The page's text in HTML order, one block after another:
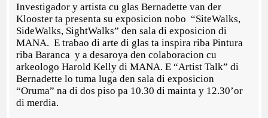
Investigador y artista cu glas Bernadette van der
Klooster ta presenta su exposicion nobo “SiteWalks,
SideWalks, SightWalks” den sala di exposicion di
MANA. E trabao di arte di glas ta inspira riba Pintura
riba Baranca y a desaroya den colaboracion cu
arkeologo Harold Kelly di MANA. E “Artist Talk” di
Bernadette lo tuma luga den sala di exposicion
“Oruma” na di dos piso pa 10.30 di mainta y 12.30’or
di merdia.